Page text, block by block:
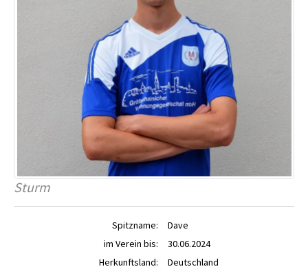
Sturm
Spitzname:
Dave
im Verein bis:
30.06.2024
Herkunftsland:
Deutschland